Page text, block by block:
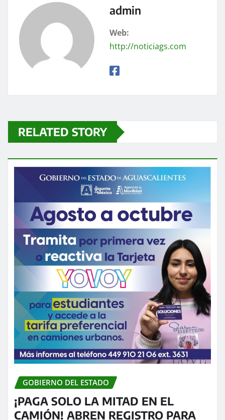
admin
Web:
http://noticiags.com
RELATED STORY
GOBIERNO DEL ESTADO
¡PAGA SOLO LA MITAD EN EL
CAMIÓN! ABREN REGISTRO PARA